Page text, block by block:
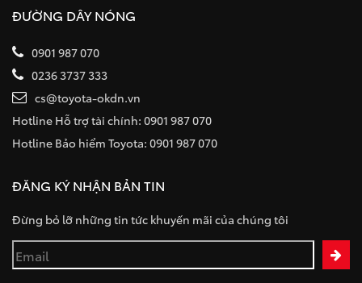
ĐƯỜNG DÂY NÓNG
0901 987 070
0236 3737 333
cs@toyota-okdn.vn
Hotline Hỗ trợ tài chính: 0901 987 070
Hotline Bảo hiểm Toyota: 0901 987 070
ĐĂNG KÝ NHẬN BẢN TIN
Đừng bỏ lỡ những tin tức khuyến mãi của chúng tôi